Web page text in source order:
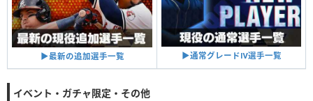
▶︎最新の追加選手一覧 ▶︎通常グレードⅣ選手一覧
イベント・ガチャ限定・その他